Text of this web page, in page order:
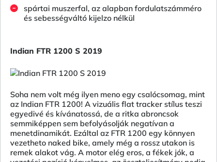
spártai muszerfal, az alapban fordulatszámméro
és sebességváltó kijelzo nélkül
Indian FTR 1200 S 2019
Soha nem volt még ilyen meno egy csalócsomag, mint
az Indian FTR 1200! A vizuális flat tracker stílus teszi
egyedivé és kívánatossá, de a ritka abroncsok
semmiképpen sem befolyásolják negatívan a
menetdinamikát. Ezáltal az FTR 1200 egy könnyen
vezetheto naked bike, amely még a rossz utakon is
remek alakot vág. A motor elég eros, a fékek jók, a